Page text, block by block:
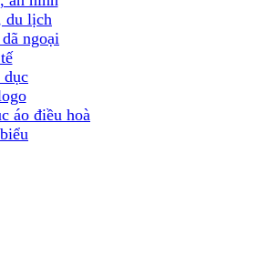
du lịch
ngoại
dục
áo điều hoà